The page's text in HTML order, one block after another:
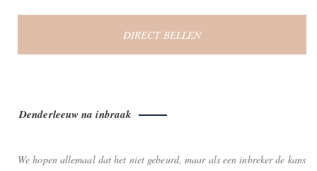
DIRECT BELLEN
Denderleeuw na inbraak
We hopen allemaal dat het niet gebeurd, maar als een inbreker de kans